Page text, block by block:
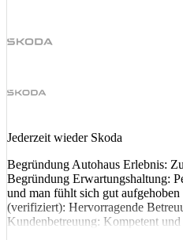
Jederzeit wieder Skoda
Begründung Autohaus Erlebnis:
Begründung Erwartungshaltung:
und man fühlt sich gut
(verifiziert): Hervorragende
Kundenbetreuung: Kompetent